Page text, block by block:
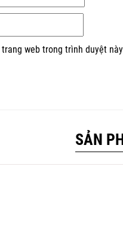
web trong trình duyệt
SẢN